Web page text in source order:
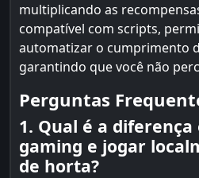
multiplicando as
compatível com scripts,
automatizar o cumprimento
garantindo que você não
Perguntas
1. Qual é a
gaming e jogar
de horta?